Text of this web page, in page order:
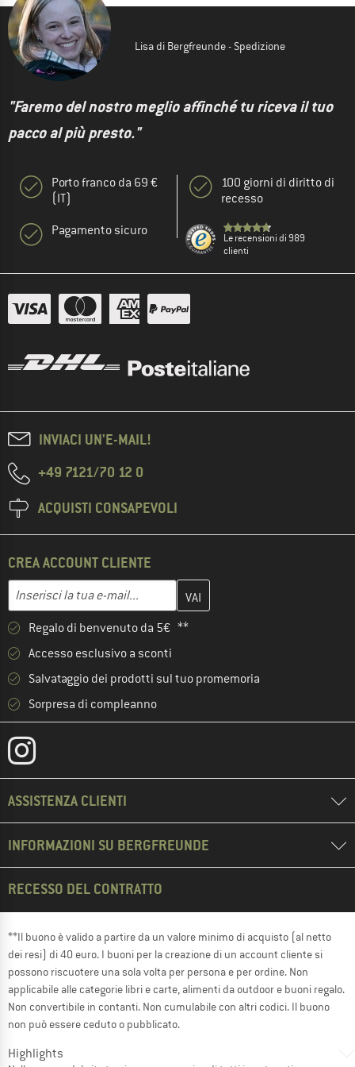
Lisa di Bergfreunde - Spedizione
"Faremo del nostro meglio affinché tu riceva il tuo
pacco al più presto."
Porto franco da 69 €
(IT)
Pagamento sicuro
100 giorni di diritto di
recesso
Le recensioni di 989
clienti
INVIACI UN'E-MAIL!
+49 7121/70 12 0
ACQUISTI CONSAPEVOLI
CREA ACCOUNT CLIENTE
Inserisci la tua e-mail...
Inserisci qui il tuo indirizzo e-mail e crea il tuo account cliente
Regalo di benvenuto da 5€ **
Accesso esclusivo a sconti
Salvataggio dei prodotti sul tuo promemoria
Sorpresa di compleanno
ASSISTENZA CLIENTI
INFORMAZIONI SU BERGFREUNDE
RECESSO DEL CONTRATTO
**Il buono è valido a partire da un valore minimo di acquisto (al netto
dei resi) di 40 euro. I buoni per la creazione di un account cliente si
possono riscuotere una sola volta per persona e per ordine. Non
applicabile alle categorie libri e carte, alimenti da outdoor e buoni regalo.
Non convertibile in contanti. Non cumulabile con altri codici. Il buono
non può essere ceduto o pubblicato.
Highlights